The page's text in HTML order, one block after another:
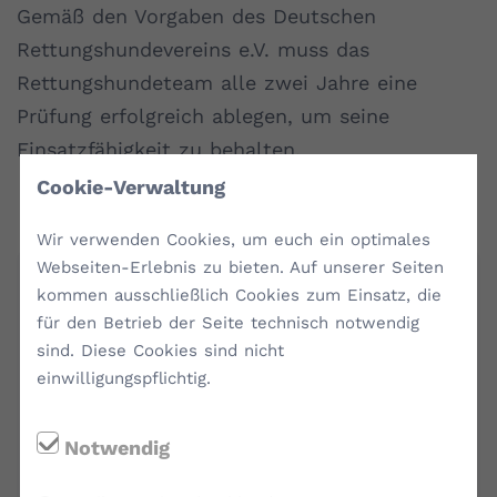
Gemäß den Vorgaben des Deutschen
Rettungshundevereins e.V. muss das
Rettungshundeteam alle zwei Jahre eine
Prüfung erfolgreich ablegen, um seine
Einsatzfähigkeit zu behalten.
Suchsparten
Bei uns kann das Mensch-Hunde-
ausgebildet werden möchten,
Cookie-Verwaltung
Wir verwenden Cookies, um euch ein optimales
Webseiten-Erlebnis zu bieten. Auf unserer Seiten
kommen ausschließlich Cookies zum Einsatz, die
für den Betrieb der Seite technisch notwendig
sind. Diese Cookies sind nicht
einwilligungspflichtig.
Notwendig